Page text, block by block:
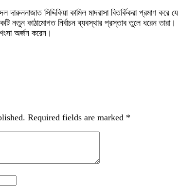
দারুননাজাত সিদ্দিকিয়া কামিল মাদরাসা বিতর্কিকরা প্রমাণ
নতুন কাঠামোগত নির্বাচন ব্যবস্থার প্রস্তাব তুলে ধরেন
অর্জন করেন।
Required fields are marked *